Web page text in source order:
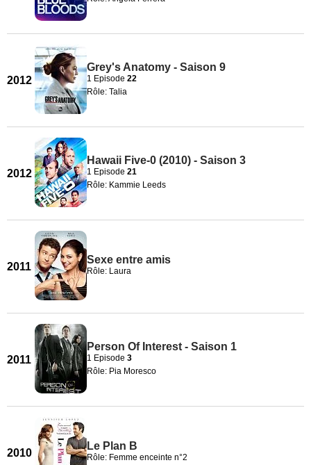
2012
Grey's Anatomy - Saison 9
1 Episode 22
Rôle: Talia
2012
Hawaii Five-0 (2010) - Saison 3
1 Episode 21
Rôle: Kammie Leeds
2011
Sexe entre amis
Rôle: Laura
2011
Person Of Interest - Saison 1
1 Episode 3
Rôle: Pia Moresco
2010
Le Plan B
Rôle: Femme enceinte n°2